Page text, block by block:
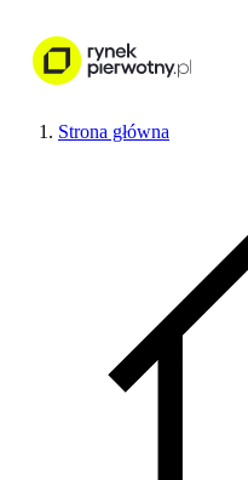
Strona główna